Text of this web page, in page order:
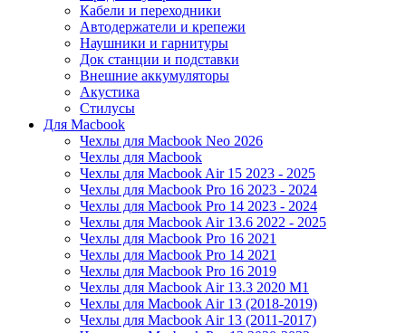
Кабели и переходники
Автодержатели и крепежи
Наушники и гарнитуры
Док станции и подставки
Внешние аккумуляторы
Акустика
Стилусы
Для Macbook
Чехлы для Macbook Neo 2026
Чехлы для Macbook
Чехлы для Macbook Air 15 2023 - 2025
Чехлы для Macbook Pro 16 2023 - 2024
Чехлы для Macbook Pro 14 2023 - 2024
Чехлы для Macbook Air 13.6 2022 - 2025
Чехлы для Macbook Pro 16 2021
Чехлы для Macbook Pro 14 2021
Чехлы для Macbook Pro 16 2019
Чехлы для Macbook Air 13.3 2020 M1
Чехлы для Macbook Air 13 (2018-2019)
Чехлы для Macbook Air 13 (2011-2017)